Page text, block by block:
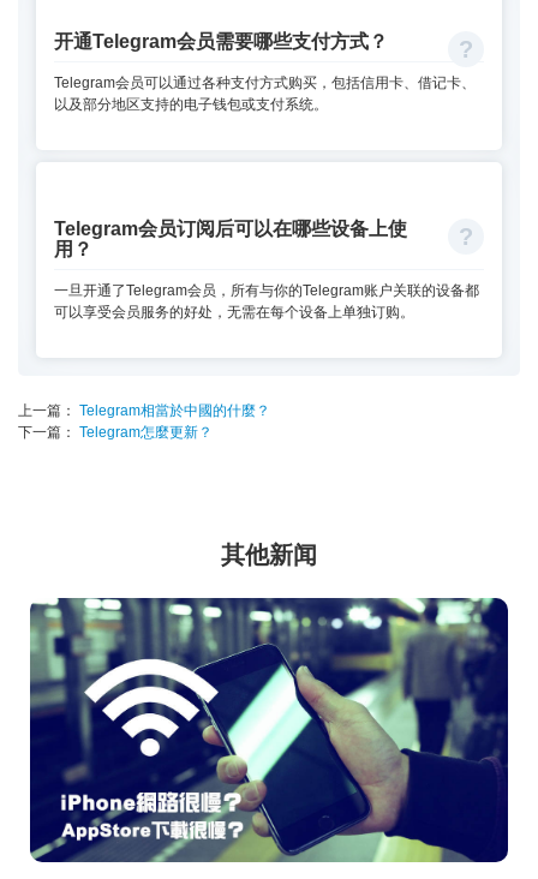
开通Telegram会员需要哪些支付方式？
Telegram会员可以通过各种支付方式购买，包括信用卡、借记卡、
以及部分地区支持的电子钱包或支付系统。
Telegram会员订阅后可以在哪些设备上使
用？
一旦开通了Telegram会员，所有与你的Telegram账户关联的设备都
可以享受会员服务的好处，无需在每个设备上单独订购。
上一篇： Telegram相當於中國的什麼？
下一篇： Telegram怎麼更新？
其他新闻